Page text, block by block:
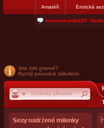
Amatéři Erotická
nanosekunda187:
Jste zde poprvé?
Rychlý průvodce zákulisím